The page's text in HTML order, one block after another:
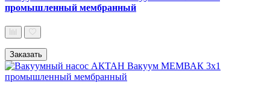
промышленный мембранный
Заказать